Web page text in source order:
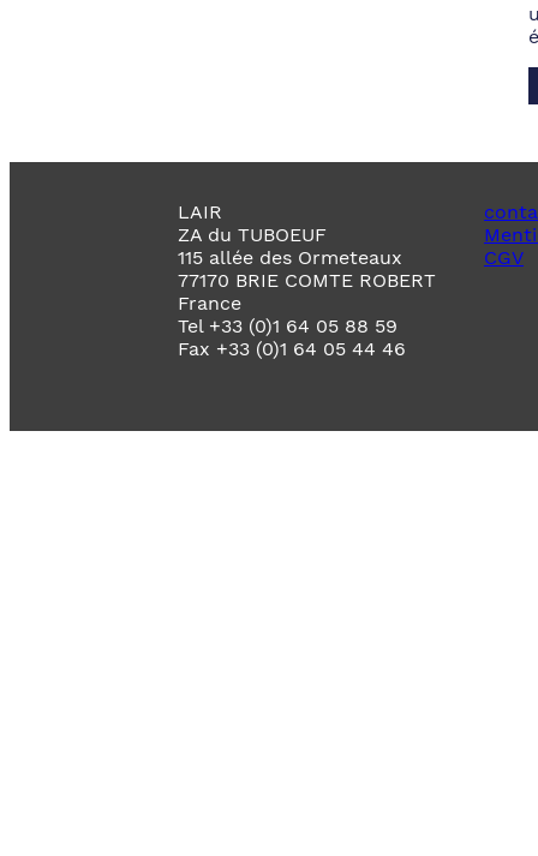
LAIR
ZA du TUBOEUF
115 allée des Ormeteaux
77170 BRIE COMTE ROBERT
France
Tel +33 (0)1 64 05 88 59
Fax +33 (0)1 64 05 44 46
CGV